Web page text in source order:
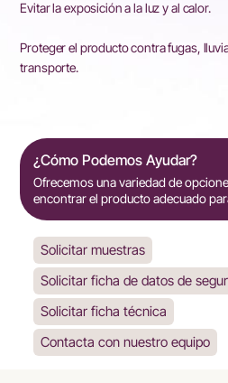
Evitar la exposición a la luz y al calor.
Proteger el producto contra fugas,
transporte.
¿Cómo Podemos Ayudar?
Ofrecemos una variedad de
encontrar el producto adecuado
Solicitar muestras
Solicitar ficha de datos de
Solicitar ficha técnica
Contacta con nuestro equipo